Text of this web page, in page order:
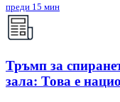
преди 15 мин
Тръмп за
зала: Това е